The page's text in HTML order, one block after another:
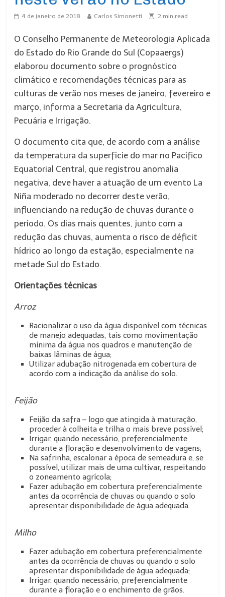
4 de janeiro de 2018 Carlos Simonetti 2 min read
O Conselho Permanente de Meteorologia Aplicada
do Estado do Rio Grande do Sul (Copaaergs)
elaborou documento sobre o prognóstico
climático e recomendações técnicas para as
culturas de verão nos meses de janeiro, fevereiro e
março, informa a Secretaria da Agricultura,
Pecuária e Irrigação.
O documento cita que, de acordo com a análise
da temperatura da superfície do mar no Pacífico
Equatorial Central, que registrou anomalia
negativa, deve haver a atuação de um evento La
Niña moderado no decorrer deste verão,
influenciando na redução de chuvas durante o
período. Os dias mais quentes, junto com a
redução das chuvas, aumenta o risco de déficit
hídrico ao longo da estação, especialmente na
metade Sul do Estado.
Orientações técnicas
Arroz
Racionalizar o uso da água disponível com técnicas
de manejo adequadas, tais como movimentação
mínima da água nos quadros e manutenção de
baixas lâminas de água;
Utilizar adubação nitrogenada em cobertura de
acordo com a indicação da análise do solo.
Feijão
Feijão da safra – logo que atingida à maturação,
proceder à colheita e trilha o mais breve possível;
Irrigar, quando necessário, preferencialmente
durante a floração e desenvolvimento de vagens;
Na safrinha, escalonar a época de semeadura e, se
possível, utilizar mais de uma cultivar, respeitando
o zoneamento agrícola;
Fazer adubação em cobertura preferencialmente
antes da ocorrência de chuvas ou quando o solo
apresentar disponibilidade de água adequada.
Milho
Fazer adubação em cobertura preferencialmente
antes da ocorrência de chuvas ou quando o solo
apresentar disponibilidade de água adequada;
Irrigar, quando necessário, preferencialmente
durante a floração e o enchimento de grãos.